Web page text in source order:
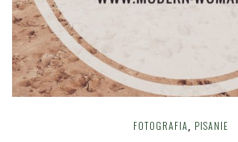
FOTOGRAFIA, PISANIE